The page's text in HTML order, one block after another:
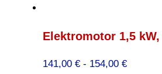
Elektromotor 1,5 kW,
141,00 € - 154,00 €